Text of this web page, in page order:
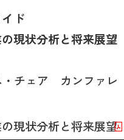
ド
現状分析と将来展望
チェア カンファレ
現状分析と将来展望